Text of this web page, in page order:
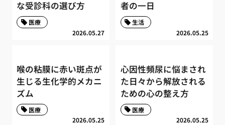
な受診科の選び方
2026.05.27
医療
者の一日
2026.05.25
生活
喉の粘膜に赤い斑点が
生じる生化学的メカニ
ズム
2026.05.25
医療
心因性頻尿に悩まされ
た日々から解放される
ための心の整え方
2026.05.25
医療